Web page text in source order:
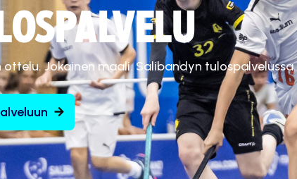
ottelu. Jokainen maali. Salibandyn tulospalvelussa.